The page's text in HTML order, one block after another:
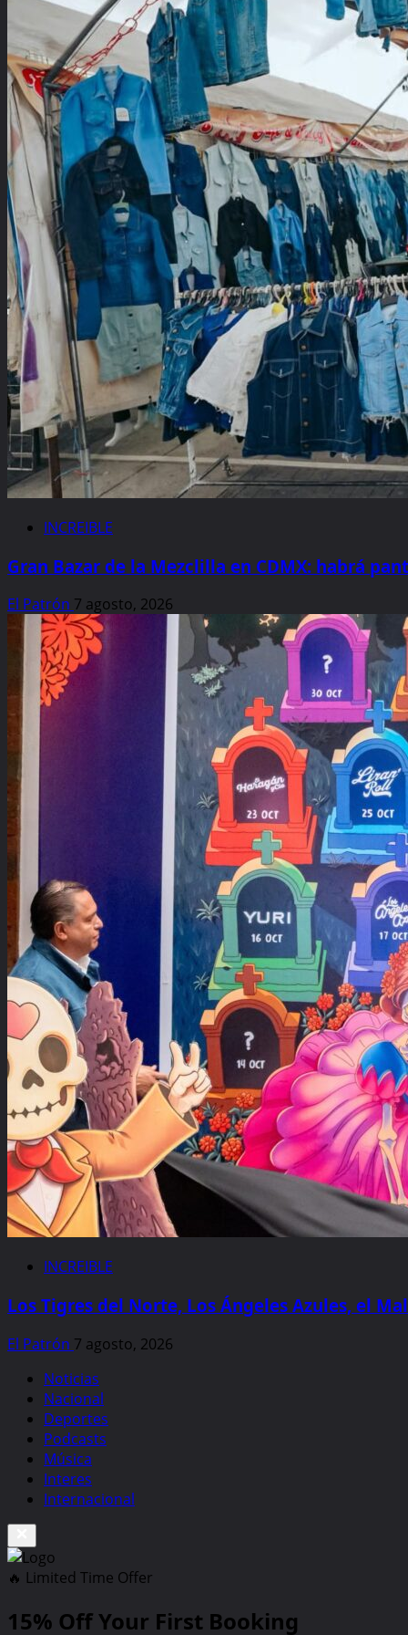
INCREIBLE
Gran Bazar de la Mezclilla en CDMX: habrá
El Patrón 7 agosto, 2026
INCREIBLE
Los Tigres del Norte, Los Ángeles Azules, el
El Patrón 7 agosto, 2026
Noticias
Nacional
Deportes
Podcasts
Música
Interes
Internacional
🔥 Limited Time Offer
15% Off Your First Booking